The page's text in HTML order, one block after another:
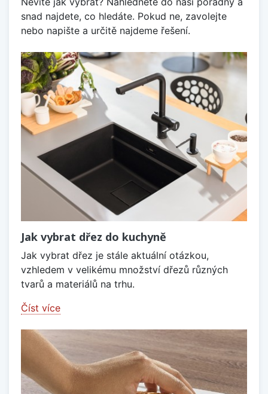
snad najdete, co hledáte. Pokud ne, zavolejte
nebo napište a určitě najdeme řešení.
Jak vybrat dřez do kuchyně
Jak vybrat dřez je stále aktuální otázkou,
vzhledem v velikému množství dřezů různých
tvarů a materiálů na trhu.
Číst více